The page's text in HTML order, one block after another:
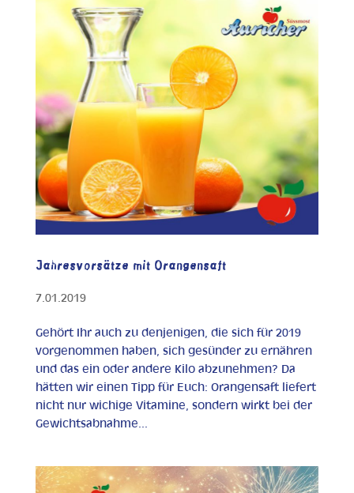
Jahresvorsätze mit Orangensaft
7.01.2019
Gehört Ihr auch zu denjenigen, die sich für 2019
vorgenommen haben, sich gesünder zu ernähren
und das ein oder andere Kilo abzunehmen? Da
hätten wir einen Tipp für Euch: Orangensaft liefert
nicht nur wichige Vitamine, sondern wirkt bei der
Gewichtsabnahme...